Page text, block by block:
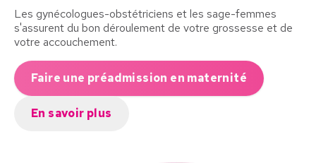
Les gynécologues-obstétriciens et les sage-femmes
s'assurent du bon déroulement de votre grossesse et de
votre accouchement.
Faire une préadmission en maternité
En savoir plus